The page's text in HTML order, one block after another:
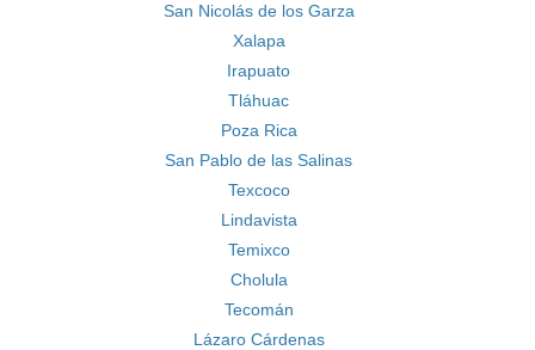
San Nicolás de los Garza
Xalapa
Irapuato
Tláhuac
Poza Rica
San Pablo de las Salinas
Texcoco
Lindavista
Temixco
Cholula
Tecomán
Lázaro Cárdenas